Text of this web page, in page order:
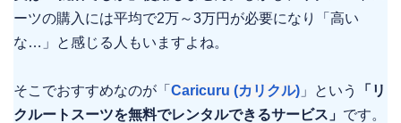
ーツの購入には平均で2万～3万円が必要になり「高い
な…」と感じる人もいますよね。
そこでおすすめなのが「 Caricuru (カリクル) 」という
「リ
クルートスーツを無料でレンタルできるサービス」 です。